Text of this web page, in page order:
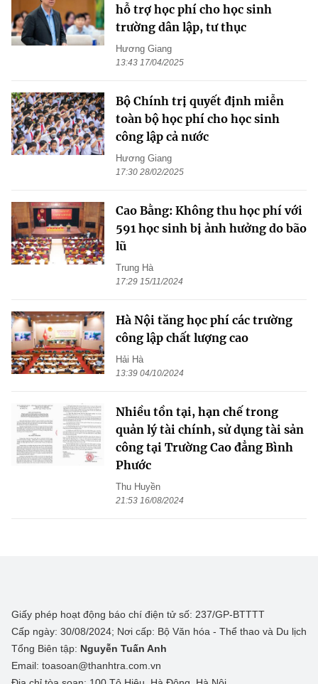
hỗ trợ học phí cho học sinh
trường dân lập, tư thục
Hương Giang
13:43 17/04/2025
Bộ Chính trị quyết định miễn
toàn bộ học phí cho học sinh
công lập cả nước
Hương Giang
17:30 28/02/2025
Cao Bằng: Không thu học phí với
591 học sinh bị ảnh hưởng do bão
lũ
Trung Hà
17:29 15/11/2024
Hà Nội tăng học phí các trường
công lập chất lượng cao
Hải Hà
13:39 04/10/2024
Nhiều tồn tại, hạn chế trong
quản lý tài chính, sử dụng tài sản
công tại Trường Cao đẳng Bình
Phước
Thu Huyền
21:53 16/08/2024
Giấy phép hoạt động báo chí điện tử số: 237/GP-BTTTT
Cấp ngày: 30/08/2024; Nơi cấp: Bộ Văn hóa - Thể thao và Du lịch
Tổng Biên tập: Nguyễn Tuấn Anh
Email: toasoan@thanhtra.com.vn